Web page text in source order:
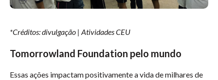
*Créditos: divulgação | Atividades CEU
Tomorrowland Foundation pelo mundo
Essas ações impactam positivamente a vida de milhares de